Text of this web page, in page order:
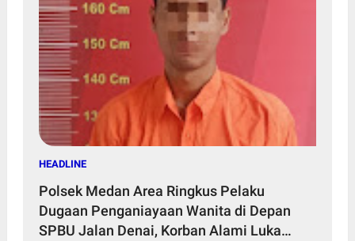
HEADLINE
Polsek Medan Area Ringkus Pelaku
Dugaan Penganiayaan Wanita di Depan
SPBU Jalan Denai, Korban Alami Luka